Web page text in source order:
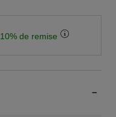
de remise